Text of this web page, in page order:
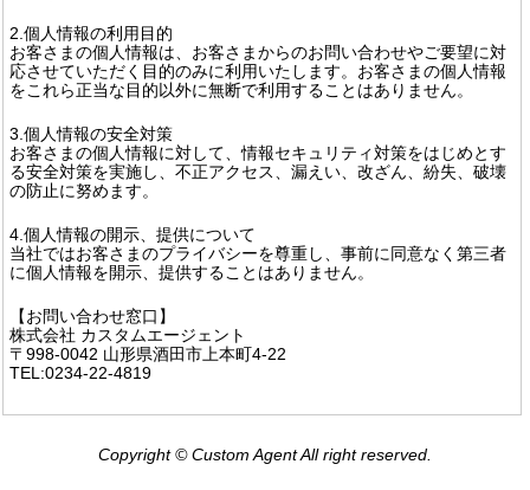
2.個人情報の利用目的
お客さまの個人情報は、お客さまからのお問い合わせやご要望に対
応させていただく目的のみに利用いたします。お客さまの個人情報
をこれら正当な目的以外に無断で利用することはありません。
3.個人情報の安全対策
お客さまの個人情報に対して、情報セキュリティ対策をはじめとす
る安全対策を実施し、不正アクセス、漏えい、改ざん、紛失、破壊
の防止に努めます。
4.個人情報の開示、提供について
当社ではお客さまのプライバシーを尊重し、事前に同意なく第三者
に個人情報を開示、提供することはありません。
【お問い合わせ窓口】
株式会社 カスタムエージェント
〒998-0042 山形県酒田市上本町4-22
TEL:0234-22-4819
Copyright © Custom Agent All right reserved.